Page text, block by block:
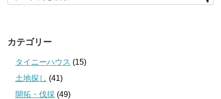
カテゴリー
タイニーハウス (15)
土地探し (41)
開拓・伐採 (49)